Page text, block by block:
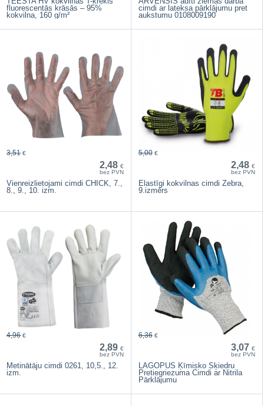
fluorescentās krāsās – 95%
kokvilna, 160 g/m²
cimdi ar lateksa pārklājumu pret
aukstumu 0108009190
2,48 €
bez PVN
3,51 €
Vienreizlietojami cimdi CHICK, 7.,
8., 9., 10. izm.
2,48 €
bez PVN
5,00 €
Elastīgi kokvilnas cimdi Zebra,
9.izmērs
2,89 €
bez PVN
4,96 €
Metinātāju cimdi 0261, 10,5., 12.
izm.
3,07 €
bez PVN
6,36 €
LAGOPUS Ķīmisko Šķiedru
Pretiegriezuma Cimdi ar Nitrila
Pārklājumu